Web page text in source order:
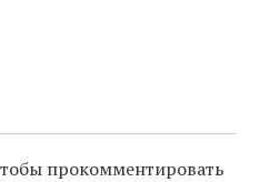
прокомментировать